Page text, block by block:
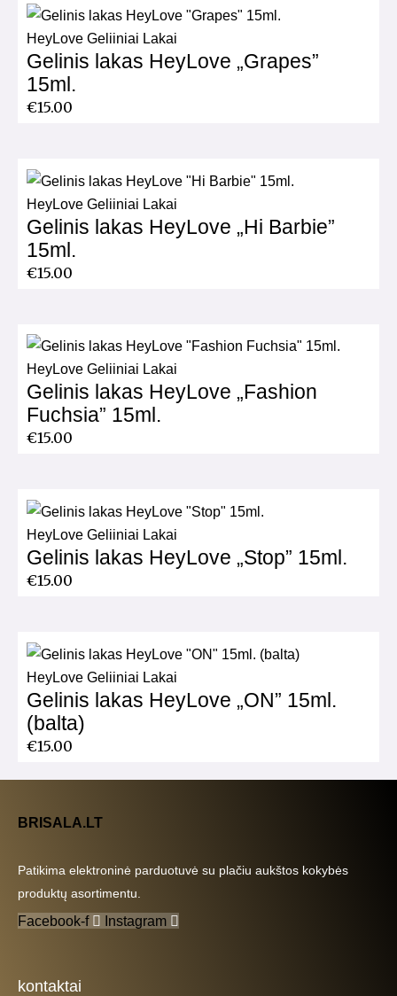
HeyLove Geliiniai Lakai
Gelinis lakas HeyLove „Grapes”
15ml.
€15.00
HeyLove Geliiniai Lakai
Gelinis lakas HeyLove „Hi Barbie”
15ml.
€15.00
HeyLove Geliiniai Lakai
Gelinis lakas HeyLove „Fashion
Fuchsia” 15ml.
€15.00
HeyLove Geliiniai Lakai
Gelinis lakas HeyLove „Stop” 15ml.
€15.00
HeyLove Geliiniai Lakai
Gelinis lakas HeyLove „ON” 15ml.
(balta)
€15.00
BRISALA.LT
Patikima elektroninė parduotuvė su plačiu aukštos kokybės
produktų asortimentu.
Facebook-f Instagram
kontaktai